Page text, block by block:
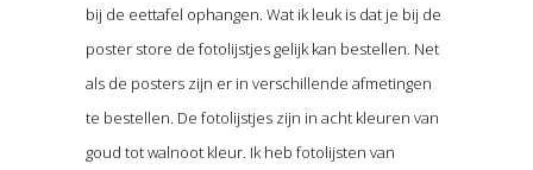
bij de eettafel ophangen. Wat ik leuk is dat je bij de
poster store de fotolijstjes gelijk kan bestellen. Net
als de posters zijn er in verschillende afmetingen
te bestellen. De fotolijstjes zijn in acht kleuren van
goud tot walnoot kleur. Ik heb fotolijsten van